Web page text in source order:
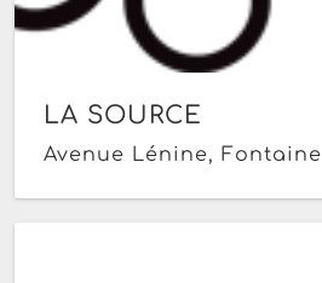
LA SOURCE
Avenue Lénine, Fontaine